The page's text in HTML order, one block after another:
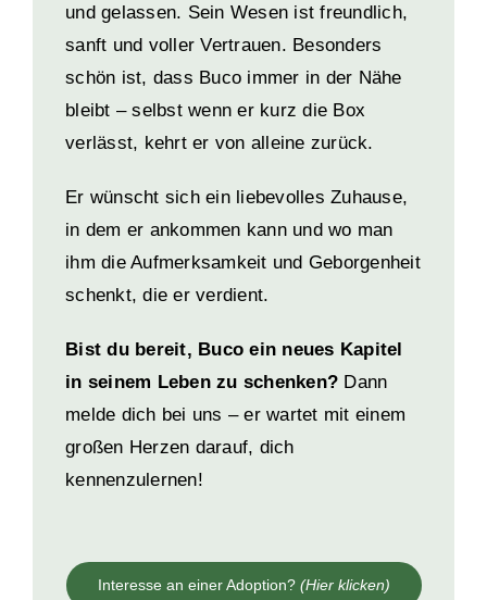
und gelassen. Sein Wesen ist freundlich,
sanft und voller Vertrauen. Besonders
schön ist, dass Buco immer in der Nähe
bleibt – selbst wenn er kurz die Box
verlässt, kehrt er von alleine zurück.
Er wünscht sich ein liebevolles Zuhause,
in dem er ankommen kann und wo man
ihm die Aufmerksamkeit und Geborgenheit
schenkt, die er verdient.
Bist du bereit, Buco ein neues Kapitel
in seinem Leben zu schenken? Dann
melde dich bei uns – er wartet mit einem
großen Herzen darauf, dich
kennenzulernen!
Interesse an einer Adoption? (Hier klicken)